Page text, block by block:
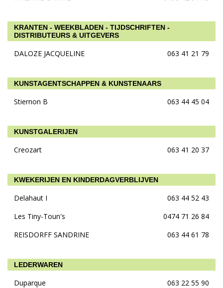
KRANTEN - WEEKBLADEN - TIJDSCHRIFTEN -
DISTRIBUTEURS & UITGEVERS
DALOZE JACQUELINE 063 41 21 79
KUNSTAGENTSCHAPPEN & KUNSTENAARS
Stiernon B 063 44 45 04
KUNSTGALERIJEN
Creozart 063 41 20 37
KWEKERIJEN EN KINDERDAGVERBLIJVEN
Delahaut I
063 44 52 43
Les Tiny-Toun's
0474 71 26 84
REISDORFF SANDRINE
063 44 61 78
LEDERWAREN
Duparque 063 22 55 90